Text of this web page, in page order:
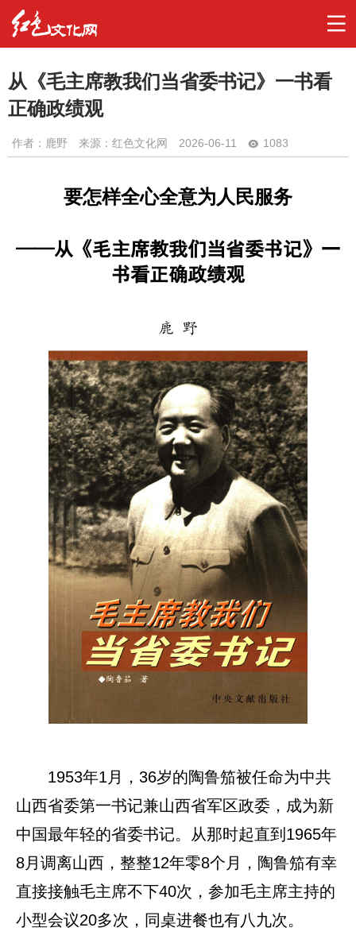
从《毛主席教我们当省委书记》一书看
正确政绩观
作者： 鹿野 来源：红色文化网 2026-06-11 1083
要怎样全心全意为人民服务
——从《毛主席教我们当省委书记》一
书看正确政绩观
鹿 野
1953年1月，36岁的陶鲁笳被任命为中共
山西省委第一书记兼山西省军区政委，成为新
中国最年轻的省委书记。从那时起直到1965年
8月调离山西，整整12年零8个月，陶鲁笳有幸
直接接触毛主席不下40次，参加毛主席主持的
小型会议20多次，同桌进餐也有八九次。